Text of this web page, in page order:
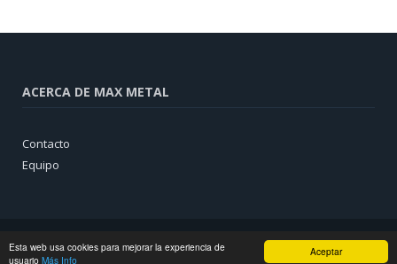
Aceptar
Esta web usa cookies para mejorar la experiencia de
usuario Más Info
ACERCA DE MAX METAL
Contacto
Equipo